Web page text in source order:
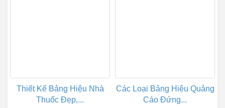
Thiết Kế Bảng Hiệu Nhà
Thuốc Đẹp,...
Các Loại Bảng Hiệu Quảng
Cáo Đứng...